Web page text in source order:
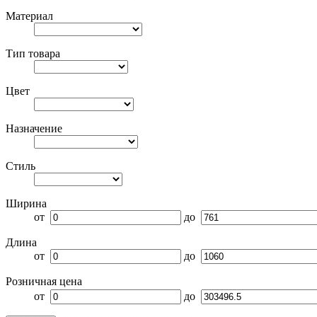
Материал
Тип товара
Цвет
Назначение
Стиль
Ширина
от
до
Длина
от
до
Розничная цена
от
до